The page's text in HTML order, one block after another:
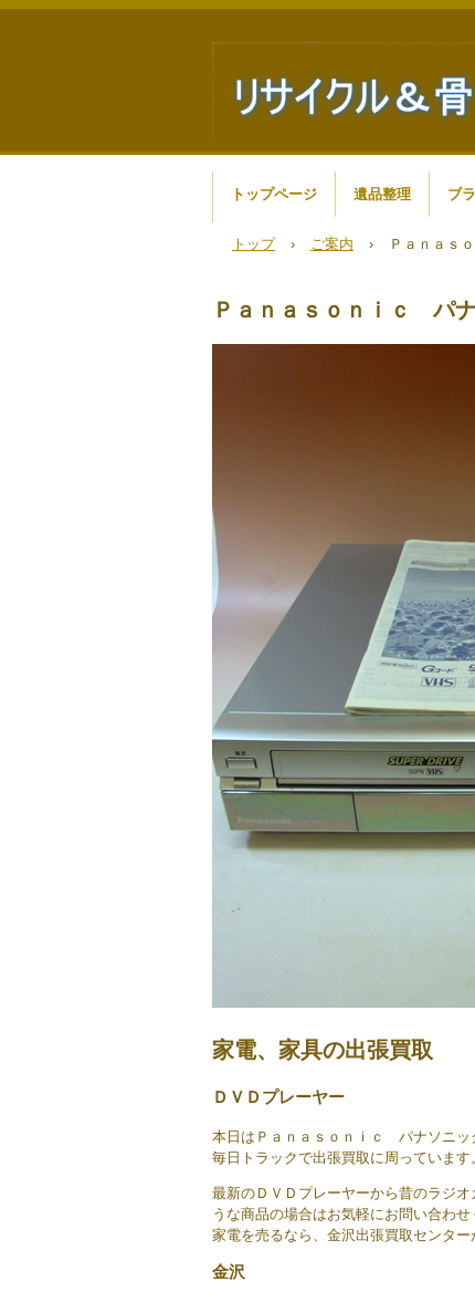
トップページ 遺品整理 ブ
トップ › ご案内 › Ｐａｎａｓ
Ｐａｎａｓｏｎｉｃ パ
家電、家具の出張買取
ＤＶＤプレーヤー
本日はＰａｎａｓｏｎｉｃ パナソニ
毎日トラックで出張買取に周っています
最新のＤＶＤプレーヤーから昔のラジ
うな商品の場合はお気軽にお問い合わせ
家電を売るなら、金沢出張買取センタ
金沢